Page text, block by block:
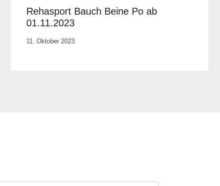
Rehasport Bauch Beine Po ab
01.11.2023
Von
11. Oktober 2023